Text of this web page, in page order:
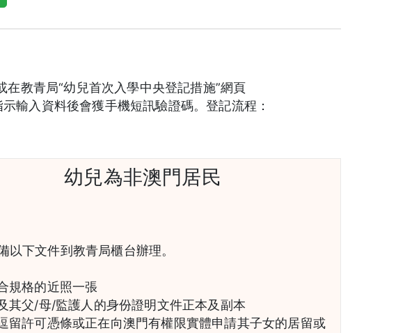
教青局“幼兒首次入學中央登記措施”網頁
輸入資料後會獲手機短訊驗證碼。登記流程：
幼兒為非澳門居民
以下文件到教青局櫃台辦理。
規格的近照一張
其父/母/監護人的身份證明文件正本及副本
留許可憑條或正在向澳門有權限實體申請其子女的居留或